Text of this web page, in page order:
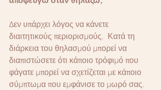
Δεν υπάρχει λόγος να κάνετε
διαιτητικούς περιορισμούς.  Κατά τη
διάρκεια του θηλασμού μπορεί να
διαπιστώσετε ότι κάποιο τρόφιμό που
φάγατε μπορεί να σχετίζεται με κάποιο
σύμπτωμα που εμφάνισε το μωρό σας.